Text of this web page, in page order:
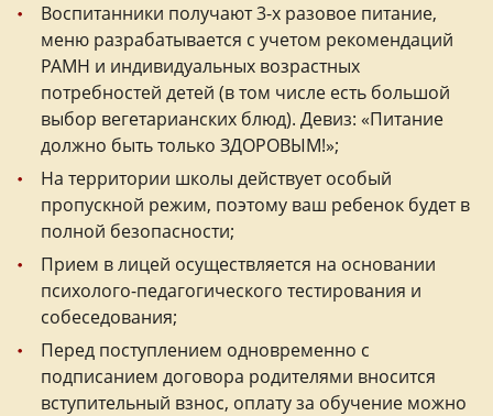
Воспитанники получают 3-х разовое питание,
меню разрабатывается с учетом рекомендаций
РАМН и индивидуальных возрастных
потребностей детей (в том числе есть большой
выбор вегетарианских блюд). Девиз: «Питание
должно быть только ЗДОРОВЫМ!»;
На территории школы действует особый
пропускной режим, поэтому ваш ребенок будет в
полной безопасности;
Прием в лицей осуществляется на основании
психолого-педагогического тестирования и
собеседования;
Перед поступлением одновременно с
подписанием договора родителями вносится
вступительный взнос, оплату за обучение можно